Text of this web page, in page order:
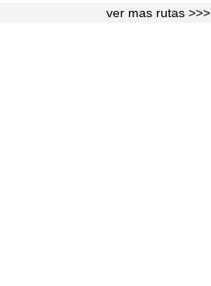
ver mas rutas >>>